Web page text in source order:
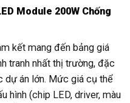
Module 200W Chống
kết mang đến bảng giá
tranh nhất thị trường, đặc
dự án lớn. Mức giá cụ thể
hình (chip LED, driver, màu